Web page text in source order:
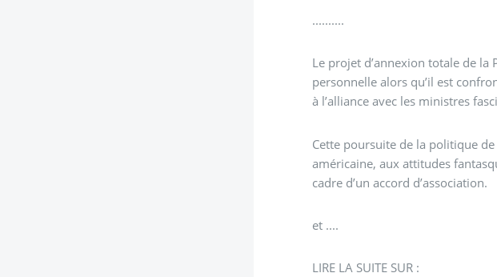
..........
Le projet d’annexion totale de la Palestine est l’objectif des sionistes,
personnelle alors qu’il est
à l’alliance avec les ministres
Cette poursuite de la politique
américaine, aux attitudes
cadre d’un accord d’association.
et ....
LIRE LA SUITE SUR :